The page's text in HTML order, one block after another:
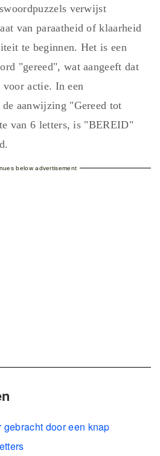
verwijst
van paraatheid of klaarheid
te beginnen. Het is een
"gereed", wat aangeeft dat
actie. In een
aanwijzing "Gereed tot
van 6 letters, is "BEREID"
below advertisement
gebracht door een knap